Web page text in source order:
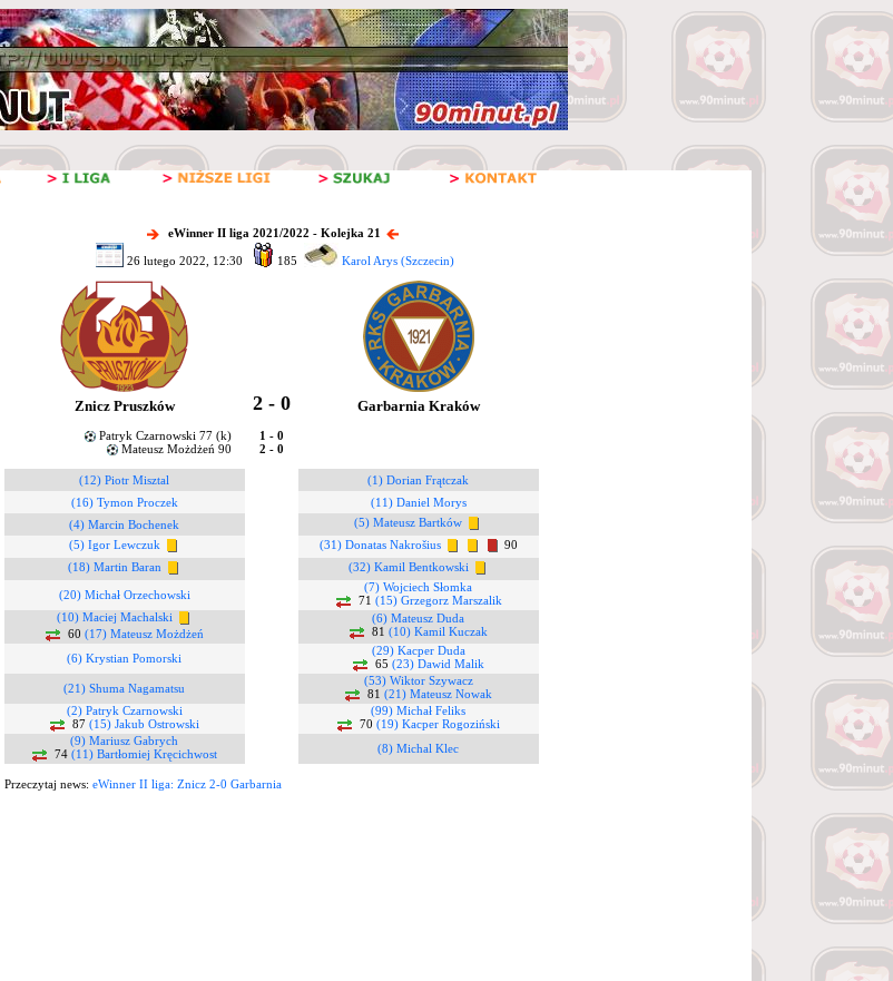
eWinner II liga 2021/2022 - Kolejka 21
26 lutego 2022, 12:30 185 Karol Arys (Szczecin)
Znicz Pruszków 2 - 0 Garbarnia Kraków
Patryk Czarnowski 77 (k)
1 - 0
Mateusz Możdżeń 90
2 - 0
(12) Piotr Misztal
(1) Dorian Frątczak
(16) Tymon Proczek
(11) Daniel Morys
(4) Marcin Bochenek
(5) Mateusz Bartków
(5) Igor Lewczuk
(31) Donatas Nakrošius
90
(18) Martin Baran
(32) Kamil Bentkowski
(20) Michał Orzechowski
(7) Wojciech Słomka
71 (15) Grzegorz Marszalik
(10) Maciej Machalski
60 (17) Mateusz Możdżeń
(6) Mateusz Duda
81 (10) Kamil Kuczak
(6) Krystian Pomorski
(29) Kacper Duda
65 (23) Dawid Malik
(21) Shuma Nagamatsu
(53) Wiktor Szywacz
81 (21) Mateusz Nowak
(2) Patryk Czarnowski
87 (15) Jakub Ostrowski
(99) Michał Feliks
70 (19) Kacper Rogoziński
(9) Mariusz Gabrych
74 (11) Bartłomiej Kręcichwost (8) Michal Klec
Przeczytaj news: eWinner II liga: Znicz 2-0 Garbarnia